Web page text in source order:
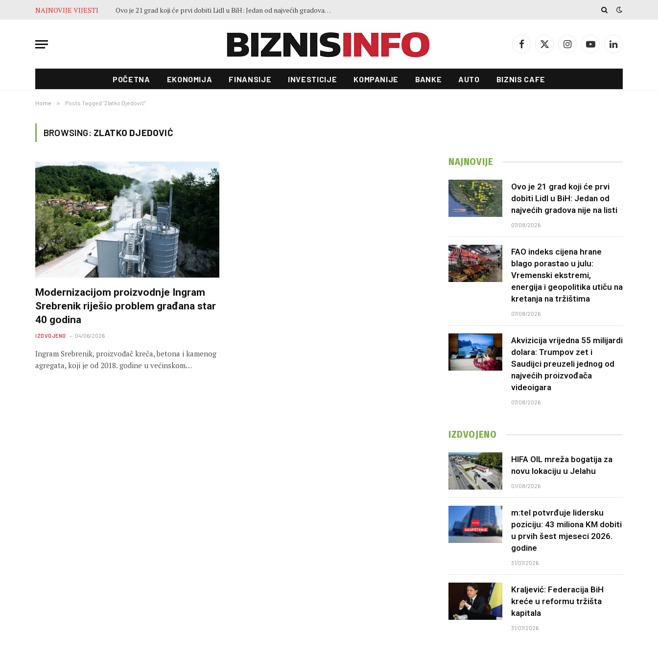
NAJNOVIJE VIJESTI Ovo je 21 grad koji će prvi dobiti Lidl u BiH: Jedan od najvećih gradova nije na listi
Facebook
X
InstagramYouTubeLinkedIn
POČETNA EKONOMIJA FINANSIJE INVESTICIJE KOMPANIJE BANKE AUTO BIZNIS CAFE
Home » Posts Tagged "Zlatko Djedović"
BROWSING: ZLATKO DJEDOVIĆ
Modernizacijom proizvodnje Ingram
Srebrenik riješio problem građana star
40 godina
IZDVOJENO 04/06/2026
Ingram Srebrenik, proizvođač kreča, betona i kamenog
agregata, koji je od 2018. godine u većinskom…
NAJNOVIJE
Ovo je 21 grad koji će prvi
dobiti Lidl u BiH: Jedan od
najvećih gradova nije na listi
07/08/2026
FAO indeks cijena hrane
blago porastao u julu:
Vremenski ekstremi,
energija i geopolitika utiču na
kretanja na tržištima
07/08/2026
Akvizicija vrijedna 55 milijardi
dolara: Trumpov zet i
Saudijci preuzeli jednog od
najvećih proizvođača
videoigara
07/08/2026
IZDVOJENO
HIFA OIL mreža bogatija za
novu lokaciju u Jelahu
01/08/2026
m:tel potvrđuje lidersku
poziciju: 43 miliona KM dobiti
u prvih šest mjeseci 2026.
godine
31/07/2026
Kraljević: Federacija BiH
kreće u reformu tržišta
kapitala
31/07/2026